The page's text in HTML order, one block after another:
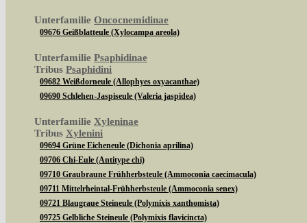
Unterfamilie Oncocnemidinae
09676 Geißblatteule (Xylocampa areola)
Unterfamilie Psaphidinae
Tribus Psaphidini
09682 Weißdorneule (Allophyes oxyacanthae)
09690 Schlehen-Jaspiseule (Valeria jaspidea)
Unterfamilie Xyleninae
Tribus Xylenini
09694 Grüne Eicheneule (Dichonia aprilina)
09706 Chi-Eule (Antitype chi)
09710 Graubraune Frühherbsteule (Ammoconia caecimacula)
09711 Mittelrheintal-Frühherbsteule (Ammoconia senex)
09721 Blaugraue Steineule (Polymixis xanthomista)
09725 Gelbliche Steineule (Polymixis flavicincta)